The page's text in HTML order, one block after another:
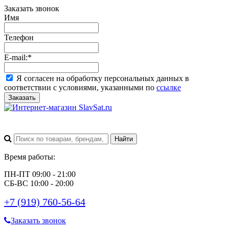
Заказать звонок
Имя
Телефон
E-mail:*
Я согласен на обработку персональных данных в
соответствии с условиями, указанными по ссылке
Заказать
Время работы:
ПН-ПТ 09:00 - 21:00
СБ-ВС 10:00 - 20:00
+7 (919) 760-56-64
Заказать звонок